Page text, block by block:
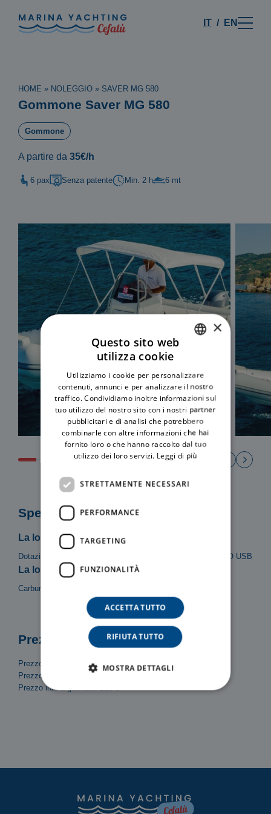
IT EN
HOME » NOLEGGIO » SAVER MG 580
Gommone Saver MG 580
Gommone
A partire da35€/h
6 pax Senza patente Min. 2 h 6 mt
Specifiche
La locazione del mezzo include:
Dotazioni di sicurezza, Tendalino, Scaletta, Doccetta, RADIO USB
La locazione del mezzo non include:
Carburante
Prezzi
Prezzo/Ora: 35 €
Prezzo mezza giornata (4h): 140 €
Prezzo intera giornata: 220 €
ENGLISH
×
Questo sito web
utilizza cookie
Utilizziamo i cookie per personalizzare
contenuti, annunci e per analizzare il nostro
traffico. Condividiamo inoltre informazioni sul
tuo utilizzo del nostro sito con i nostri partner
pubblicitari e di analisi che potrebbero
combinarle con altre informazioni che hai
fornito loro o che hanno raccolto dal tuo
utilizzo dei loro servizi. Leggi di più
STRETTAMENTE NECESSARI
PERFORMANCE
TARGETING
FUNZIONALITÀ
ACCETTA TUTTO
RIFIUTA TUTTO
MOSTRA DETTAGLI